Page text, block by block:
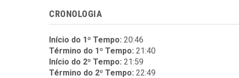
CRONOLOGIA
Início do 1º Tempo: 20:46
Término do 1º Tempo: 21:40
Início do 2º Tempo: 21:59
Término do 2º Tempo: 22:49